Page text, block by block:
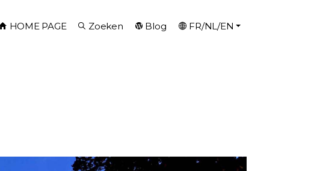
HOME PAGE Zoeken Blog FR/NL/EN